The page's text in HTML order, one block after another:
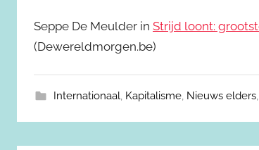
Seppe De Meulder in Strijd loont:
(Dewereldmorgen.be)
Internationaal, Kapitalisme, Nieuws elders,